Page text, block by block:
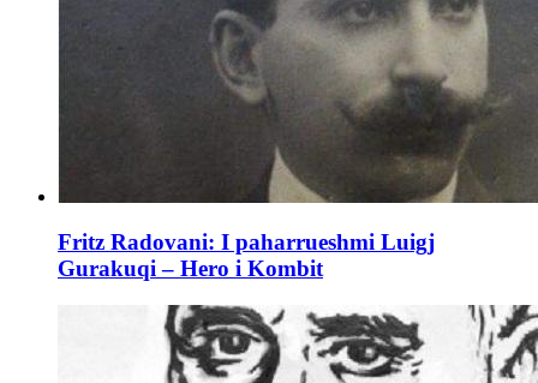
Fritz Radovani: I paharrueshmi Luigj
Gurakuqi – Hero i Kombit